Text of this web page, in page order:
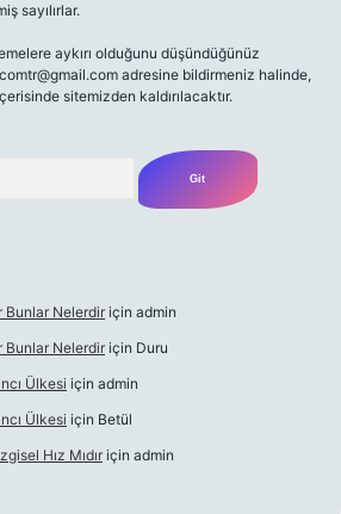
sayılırlar.
aykırı olduğunu düşündüğünüz
adresine bildirmeniz halinde,
sitemizden kaldırılacaktır.
Bunlar Nelerdir için admin
Bunlar Nelerdir için Duru
Ülkesi için admin
Ülkesi için Betül
Hız Mıdır için admin